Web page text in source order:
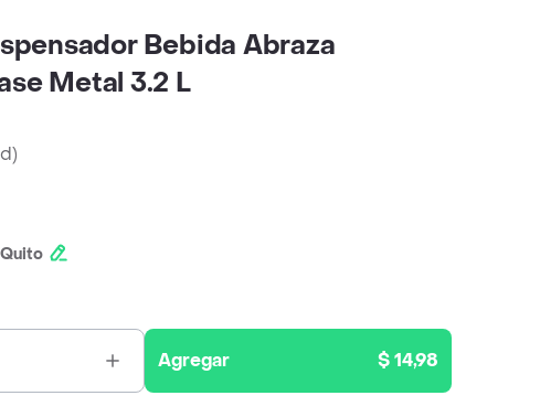
Bebida Abraza
Metal 3.2 L
)
Quito
Agregar $ 14,98